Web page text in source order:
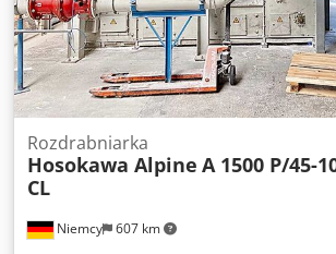
Niemcy 607 km
Rozdrabniarka
Hosokawa Alpine A 1500 P/45-
CL